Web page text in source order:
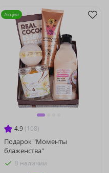
4.9 (108)
Подарок "Моменты
блаженства"
В наличии
Акция